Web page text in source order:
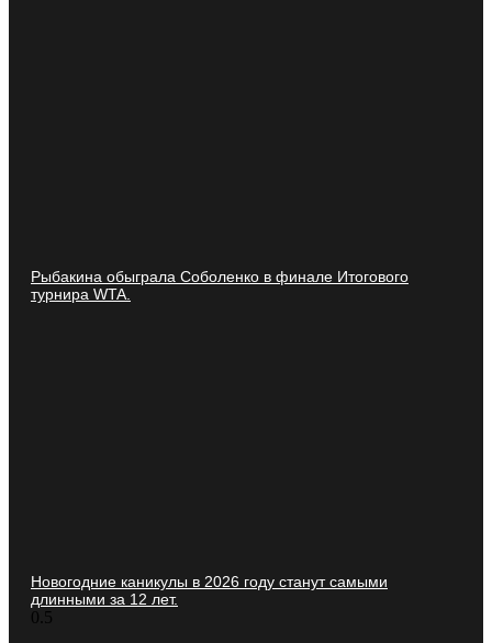
Рыбакина обыграла Соболенко в финале Итогового
турнира WTA.
Новогодние каникулы в 2026 году станут самыми
длинными за 12 лет.